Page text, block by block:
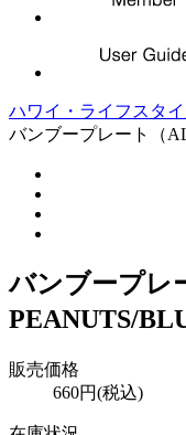
ハワイ・ライフスタ
バンブープレート（
バンブープレ
PEANUTS/
販売価格
660円(税込)